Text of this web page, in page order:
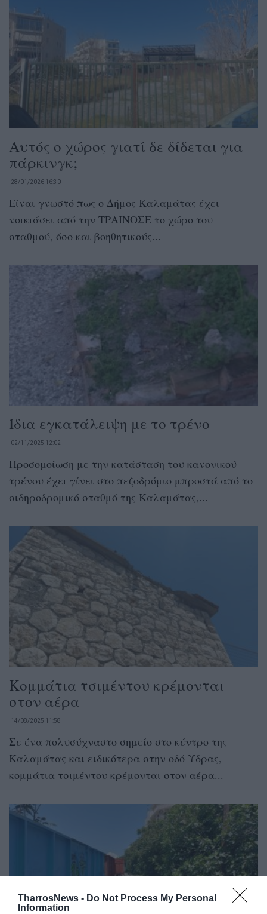
TharrosNews - Do Not Process My Personal
Information
Αυτός ο χώρος γιατί δε δίδεται για
πάρκινγκ;
28/01/2026 16:30
Είναι γνωστό πως ο Δήμος Καλαμάτας έχει
νοικιάσει από την ΤΡΑΙΝΟΣΕ το χώρο του
σταθμού, όσο και βοηθητικούς...
Ίδια εγκατάλειψη με το τρένο
02/11/2025 12:02
Προσομοίωση με την κατάσταση του κανονικού
τρένου έχει γίνει στο πεζοδρόμιο μπροστά από το
σιδηροδρομικό σταθμό της Καλαμάτας,...
Κομμάτια τσιμέντου κρέμονται
στον αέρα
14/08/2025 11:58
Σε ένα πολυσύχναστο σημείο στο κέντρο της
Καλαμάτας και ειδικότερα στην οδό Ύδρας,
κομμάτια τσιμέντου κρέμονται στον αέρα...